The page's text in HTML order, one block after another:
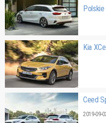
Kia
Ceed
2019-09-